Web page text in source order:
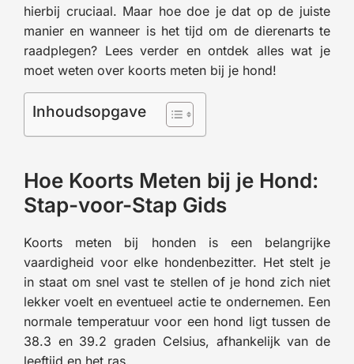
hierbij cruciaal. Maar hoe doe je dat op de juiste
manier en wanneer is het tijd om de dierenarts te
raadplegen? Lees verder en ontdek alles wat je
moet weten over koorts meten bij je hond!
Inhoudsopgave
Hoe Koorts Meten bij je Hond:
Stap-voor-Stap Gids
Koorts meten bij honden is een belangrijke
vaardigheid voor elke hondenbezitter. Het stelt je
in staat om snel vast te stellen of je hond zich niet
lekker voelt en eventueel actie te ondernemen. Een
normale temperatuur voor een hond ligt tussen de
38.3 en 39.2 graden Celsius, afhankelijk van de
leeftijd en het ras.